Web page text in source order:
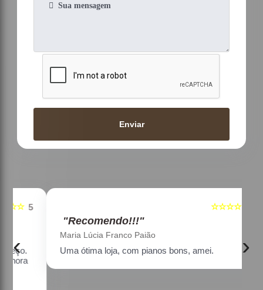
Enviar
5
☆☆☆☆☆
"Recomendo!!!"
Maria Lúcia Franco Paião
Uma ótima loja, com pianos bons, amei.
‹ ›